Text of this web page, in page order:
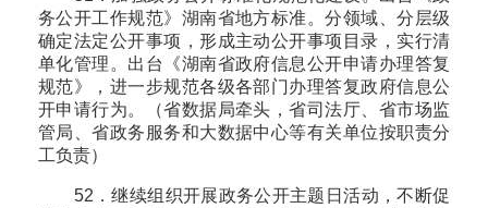
务公开工作规范》湖南省地方标准。分领域、分层级
确定法定公开事项，形成主动公开事项目录，实行清
单化管理。出台《湖南省政府信息公开申请办理答复
规范》，进一步规范各级各部门办理答复政府信息公
开申请行为。（省数据局牵头，省司法厅、省市场监
管局、省政务服务和大数据中心等有关单位按职责分
工负责）
52．继续组织开展政务公开主题日活动，不断促